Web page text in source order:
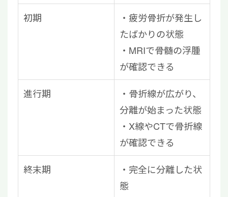
初期
・疲労骨折が発生し
たばかりの状態
・MRIで骨髄の浮腫
が確認できる
進行期
・骨折線が広がり、
分離が始まった状態
・X線やCTで骨折線
が確認できる
終末期
・完全に分離した状
態